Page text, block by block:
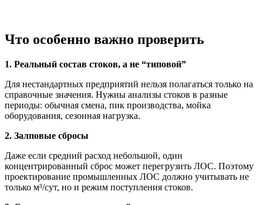
Что особенно важно проверить
1. Реальный состав стоков, а не “типовой”
Для нестандартных предприятий нельзя полагаться только на
справочные значения. Нужны анализы стоков в разные
периоды: обычная смена, пик производства, мойка
оборудования, сезонная нагрузка.
2. Залповые сбросы
Даже если средний расход небольшой, один
концентрированный сброс может перегрузить ЛОС. Поэтому
проектирование промышленных ЛОС должно учитывать не
только м³/сут, но и режим поступления стоков.